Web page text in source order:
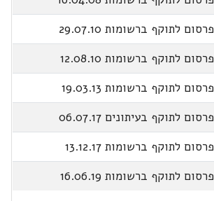
פרסום לתוקף ברשומות 29.07.10
פרסום לתוקף ברשומות 12.08.10
פרסום לתוקף ברשומות 19.03.13
פרסום לתוקף בעיתונים 06.07.17
פרסום לתוקף ברשומות 13.12.17
פרסום לתוקף ברשומות 16.06.19